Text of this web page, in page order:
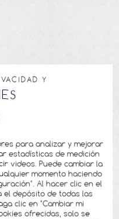
Y
para analizar y mejorar
estadísticas de medición
videos. Puede cambiar la
momento haciendo
Al hacer clic en el
el depósito de todas las
clic en "Cambiar mi
ofrecidas, solo se